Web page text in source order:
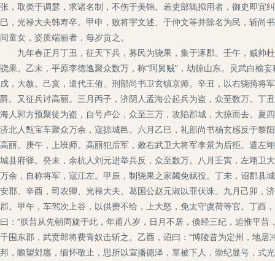
张，取类于调瑟，求诸名制，不伤于美锦。若吏部辄拟用者，御史即宜
巳，光禄大夫韩寿卒。甲申，败将宇文述、于仲文等并除名为民，斩
间童女，姿质端丽者，每岁贡之。
九年春正月丁丑，征天下兵，募民为骁果，集于涿郡。壬午，贼帅
骁果。乙未，平原李德逸聚众数万，称“阿舅贼”，劫掠山东。灵武白榆
戌，大赦。己亥，遣代王侑、刑部尚书卫玄镇京师。辛丑，以右骁骑
爵。又征兵讨高丽。三月丙子，济阴人孟海公起兵为盗，众至数万。丁
海人郭方预聚徒为盗，自号卢公，众至三万，攻陷郡城，大掠而去。夏
济北人甄宝车聚众万余，寇掠城邑。六月乙巳，礼部尚书杨玄感反于黎
高丽。庚午，上班师。高丽犯后军，敕右武卫大将军李景为后拒。遣左
城县府驿。癸未，余杭人刘元进举兵反，众至数万。八月壬寅，左翊卫
万余，自称将军，寇江左。甲辰，制骁果之家蠲免赋役。丁未，诏郡县
安郡。辛酉，司农卿、光禄大夫、葛国公赵元淑以罪伏诛。九月己卯，
郡。甲午，车驾次上谷，以供费不给，上大怒，免太守虞荷等官。丁酉
曰：“朕昔从先朝周旋于此，年甫八岁，日月不居，倏经三纪，追惟平
千围东郡，武贲郎将费青奴击斩之。乙酉，诏曰：“博陵昔为定州，地
邦，瞻望郊廛，缅怀敬止，思所以宣播德泽，覃被下人，崇纪显号，式